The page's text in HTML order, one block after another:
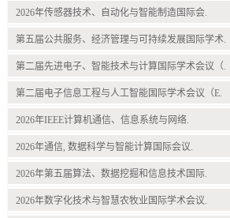
2026年传感器技术、自动化与智能制造国际会.
第五届公共服务、经济管理与可持续发展国际学术.
第二届先进电子、智能技术与计算国际学术会议（.
第二届电子信息工程与人工智能国际学术会议（E.
2026年IEEE计算机通信、信息系统与网络.
2026年通信, 数据科学与智能计算国际会议.
2026年第五届算法、数据挖掘和信息技术国际.
2026年数字化技术与智慧农牧业国际学术会议.